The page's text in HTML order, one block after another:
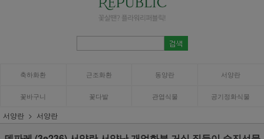
축하화환 근조화환 동양란 서양란
꽃바구니 꽃다발 관엽식물 공기정화식물
서양란 서양란